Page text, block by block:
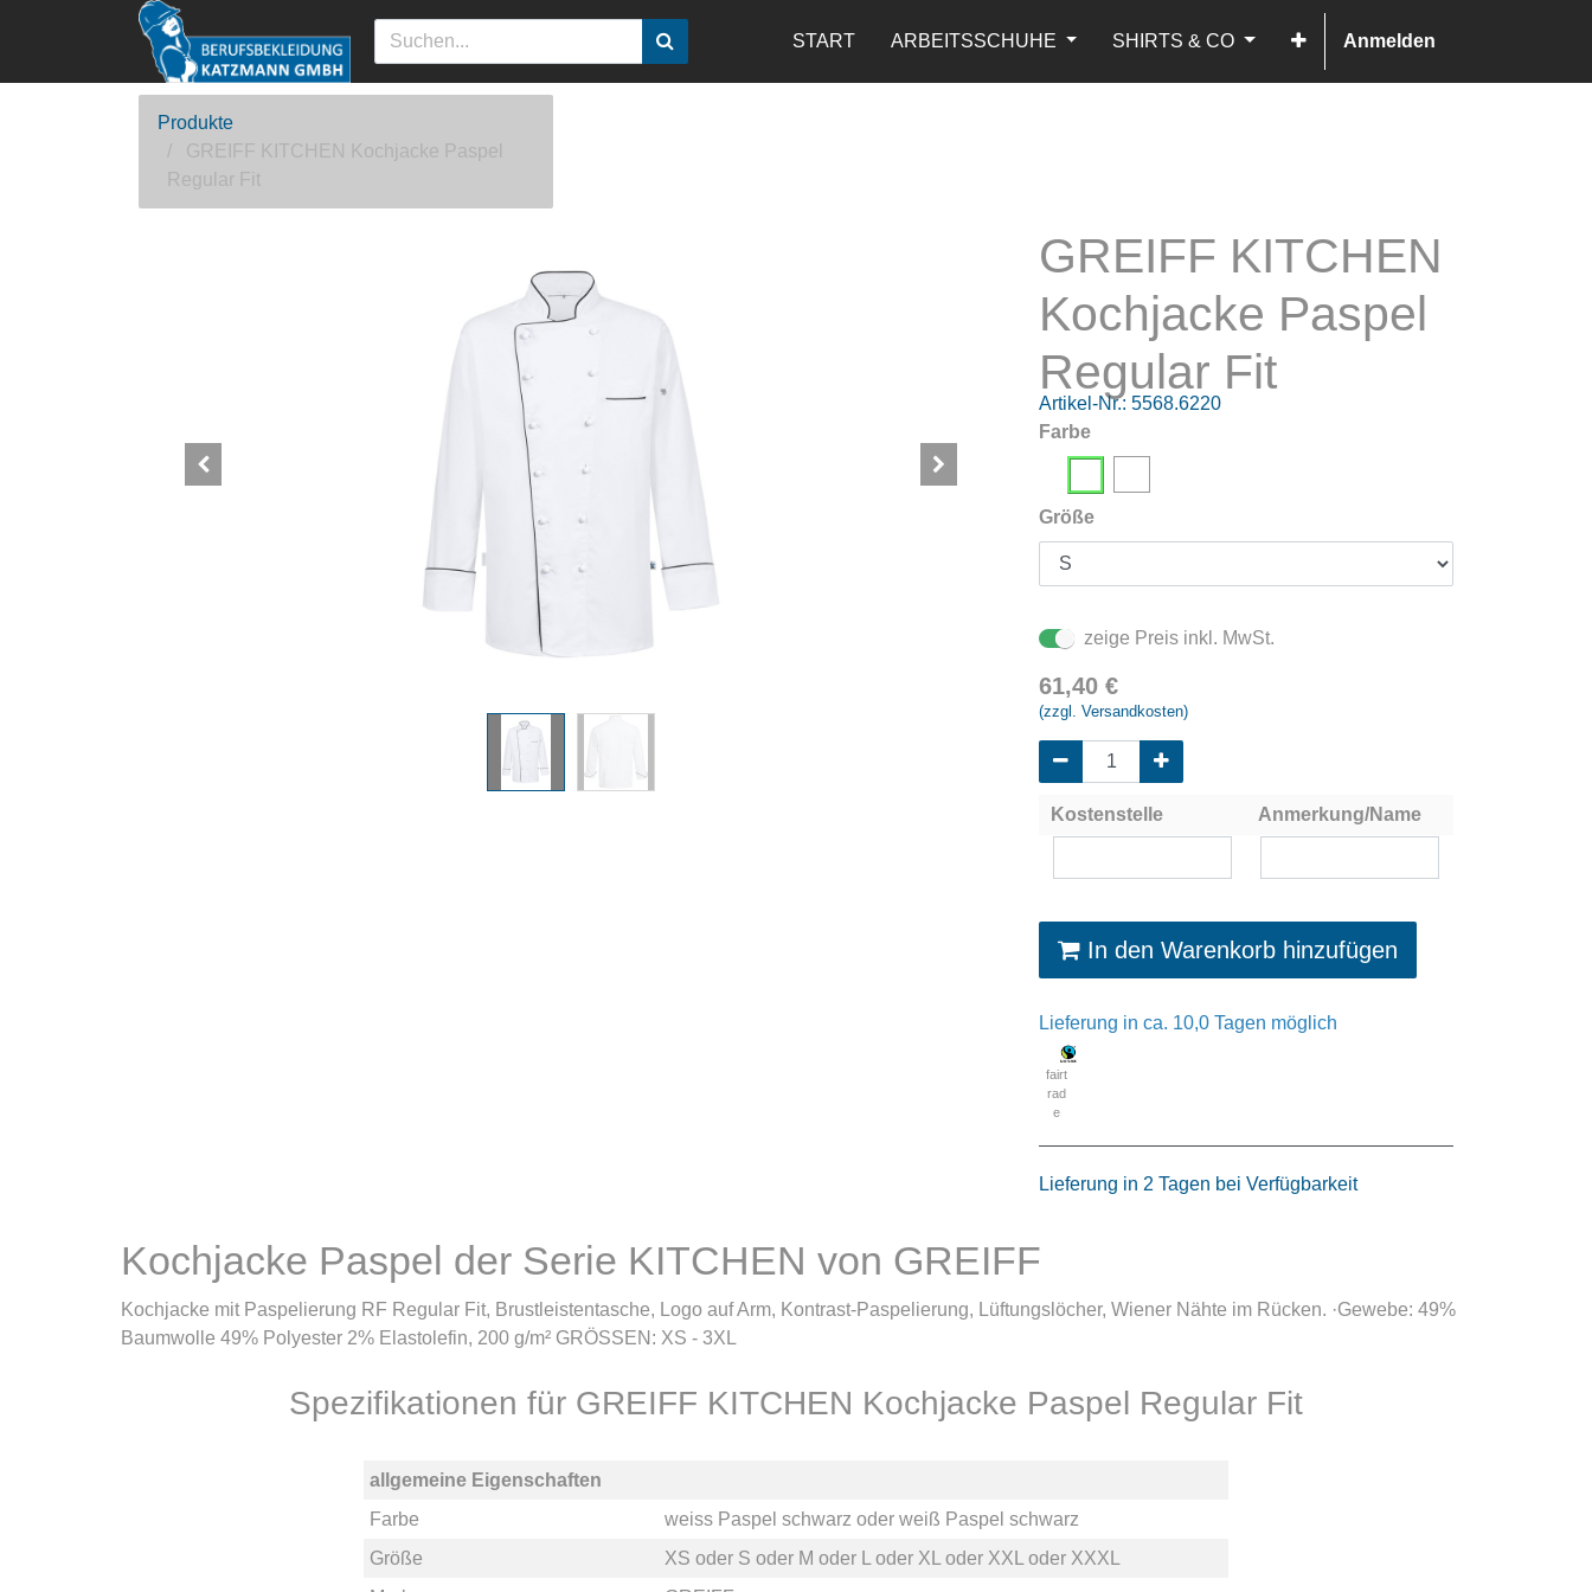
START ARBEITSSCHUHE SHIRTS & CO Anmelden
Produkte
GREIFF KITCHEN Kochjacke Paspel
Regular Fit
GREIFF KITCHEN
Kochjacke Paspel
Regular Fit
Artikel-Nr.: 5568.6220
Farbe
Größe
zeige Preis inkl. MwSt.
61,40 €
(zzgl. Versandkosten)
Kostenstelle Anmerkung/Name
In den Warenkorb hinzufügen
Lieferung in ca. 10,0 Tagen möglich
fairt
rad
e
Lieferung in 2 Tagen bei Verfügbarkeit
Kochjacke Paspel der Serie KITCHEN von GREIFF
Kochjacke mit Paspelierung RF Regular Fit, Brustleistentasche, Logo auf Arm, Kontrast-Paspelierung, Lüftungslöcher, Wiener Nähte im Rücken. ·Gewebe: 49%
Baumwolle 49% Polyester 2% Elastolefin, 200 g/m² GRÖSSEN: XS - 3XL
Spezifikationen für GREIFF KITCHEN Kochjacke Paspel Regular Fit
allgemeine Eigenschaften
Farbe
weiss Paspel schwarzoder weiß Paspel schwarz
Größe
XS oder S oder M oder Loder XLoder XXLoder XXXL